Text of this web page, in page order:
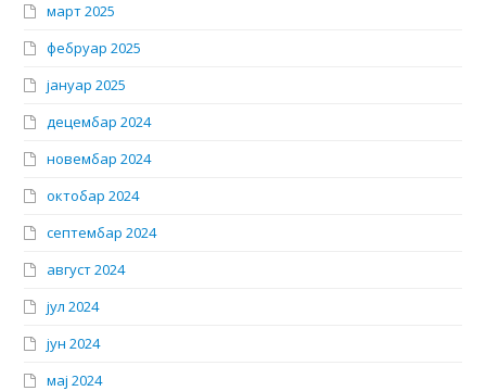
март 2025
фебруар 2025
јануар 2025
децембар 2024
новембар 2024
октобар 2024
септембар 2024
август 2024
јул 2024
јун 2024
мај 2024